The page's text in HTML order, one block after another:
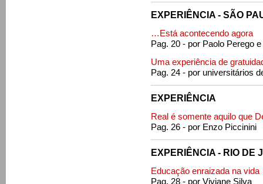
EXPERIÊNCIA - SÃO
…Está acontecendo agora
Pag. 20 - por Paolo Perego
Uma experiência de
Pag. 24 - por universitários
EXPERIÊNCIA
Real é somente aquilo que
Pag. 26 - por Enzo Piccinini
EXPERIÊNCIA - RIO DE
Educação enraizada na vida
Pag. 28 - por Viviane Silva